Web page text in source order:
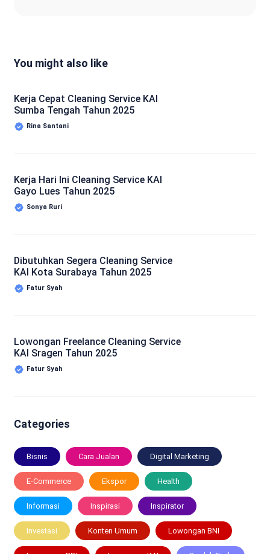
You might also like
Kerja Cepat Cleaning Service KAI
Sumba Tengah Tahun 2025
Rina Santani
Kerja Hari Ini Cleaning Service KAI
Gayo Lues Tahun 2025
Sonya Ruri
Dibutuhkan Segera Cleaning Service
KAI Kota Surabaya Tahun 2025
Fatur Syah
Lowongan Freelance Cleaning Service
KAI Sragen Tahun 2025
Fatur Syah
Categories
Bisnis Cara Jualan Digital Marketing
E-Commerce Ekspor Health
Informasi Inspirasi Inspirator
Investasi Konten Umum Lowongan BNI